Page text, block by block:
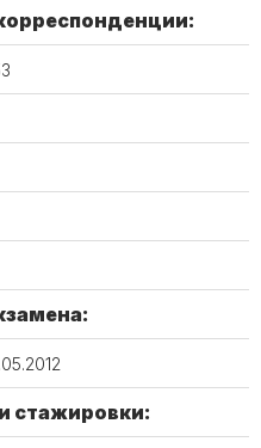
стажировки: